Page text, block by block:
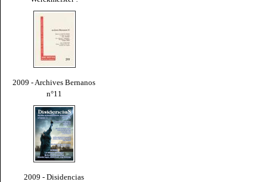
2009 - Archives Bernanos
n°11
2009 - Disidencias